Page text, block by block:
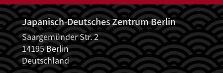
Japanisch-Deutsches Zentrum Berlin
Saargemünder Str. 2
14195 Berlin
Deutschland